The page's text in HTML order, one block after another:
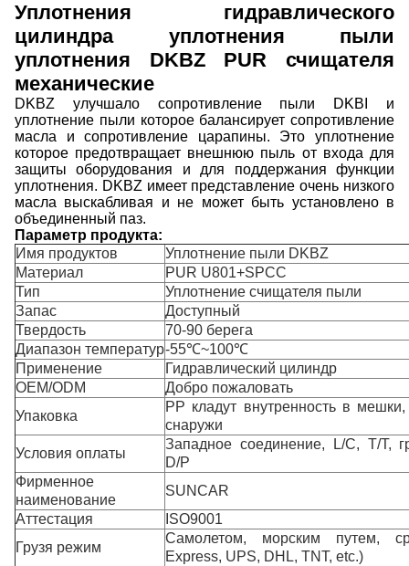
Уплотнения гидравлического
цилиндра уплотнения пыли
уплотнения DKBZ PUR счищателя
механические
DKBZ улучшало сопротивление пыли DKBI и
уплотнение пыли которое балансирует сопротивление
масла и сопротивление царапины. Это уплотнение
которое предотвращает внешнюю пыль от входа для
защиты оборудования и для поддержания функции
уплотнения. DKBZ имеет представление очень низкого
масла выскабливая и не может быть установлено в
объединенный паз.
Параметр продукта:
Имя продуктов
Уплотнение пыли DKBZ
Материал
PUR U801+SPCC
Тип
Уплотнение счищателя пыли
Запас
Доступный
Твердость
70-90 берега
Диапазон температур-55℃~100℃
Применение
Гидравлический цилиндр
OEM/ODM
Добро пожаловать
Упаковка
PP кладут внутренность в мешки,
снаружи
Условия оплаты
Западное соединение, L/C, T/T,
D/P
Фирменное
наименование
SUNCAR
Аттестация
ISO9001
Грузя режим
Самолетом, морским путем,
Express, UPS, DHL, TNT, etc.)